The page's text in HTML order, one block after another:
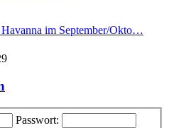
im September/Okto…
Passwort: